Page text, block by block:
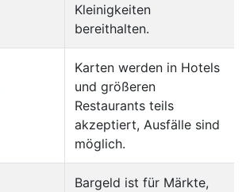
Kleinigkeiten
bereithalten.
Karten werden in Hotels
und größeren
Restaurants teils
akzeptiert, Ausfälle sind
möglich.
Bargeld ist für Märkte,